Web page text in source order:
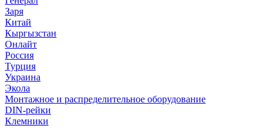
Заря
Китай
Кыргызстан
Онлайт
Россия
Турция
Украина
Экола
Монтажное и распределительное оборудование
DIN-рейки
Клемники